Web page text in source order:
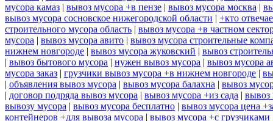
мусора камаз | вывоз мусора +в пензе | вывоз мусора москва |
вывоз мусора сосновское нижегородской области | +кто
строительного мусора область | вывоз мусора +в частном
мусора | вывоз мусора авито | вывоз мусора строительные
нижнем новгороде | вывоз мусора жуковский | вывоз
| вывоз бытового мусора | нужен вывоз мусора | вывоз мусора
мусора заказ | грузчики вывоз мусора +в нижнем новгороде |
| объявления вывоз мусора | вывоз мусора балахна | вывоз
| договор подряда вывоз мусора | вывоз мусора +из сада | вывоз
вывозу мусора | вывоз мусора бесплатно | вывоз мусора цена
контейнеров +для вывоза мусора | вывоз мусора +с грузчиками